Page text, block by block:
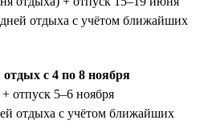
отдыха с учётом ближайших
отдых с 4 по 8 ноября
отпуск 5–6 ноября
отдыха с учётом ближайших